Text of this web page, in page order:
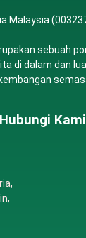
Malaysia
sebuah
di dalam dan
Hubungi Kami